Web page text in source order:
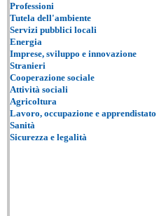
Professioni
Tutela dell'ambiente
Servizi pubblici locali
Energia
Imprese, sviluppo e innovazione
Stranieri
Cooperazione sociale
Attività sociali
Agricoltura
Lavoro, occupazione e apprendistato
Sanità
Sicurezza e legalità